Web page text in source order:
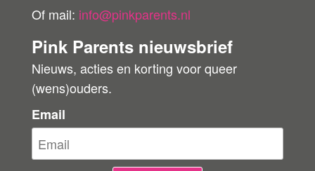
o
r
i
Of mail: info@pinkparents.nl
Pink Parents nieuwsbrief
Nieuws, acties en korting voor queer
(wens)ouders.
Email